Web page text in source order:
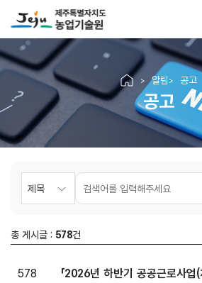
알림 공고
공고
총 게시글 : 578건
578
「2026년 하반기 공공근로사업